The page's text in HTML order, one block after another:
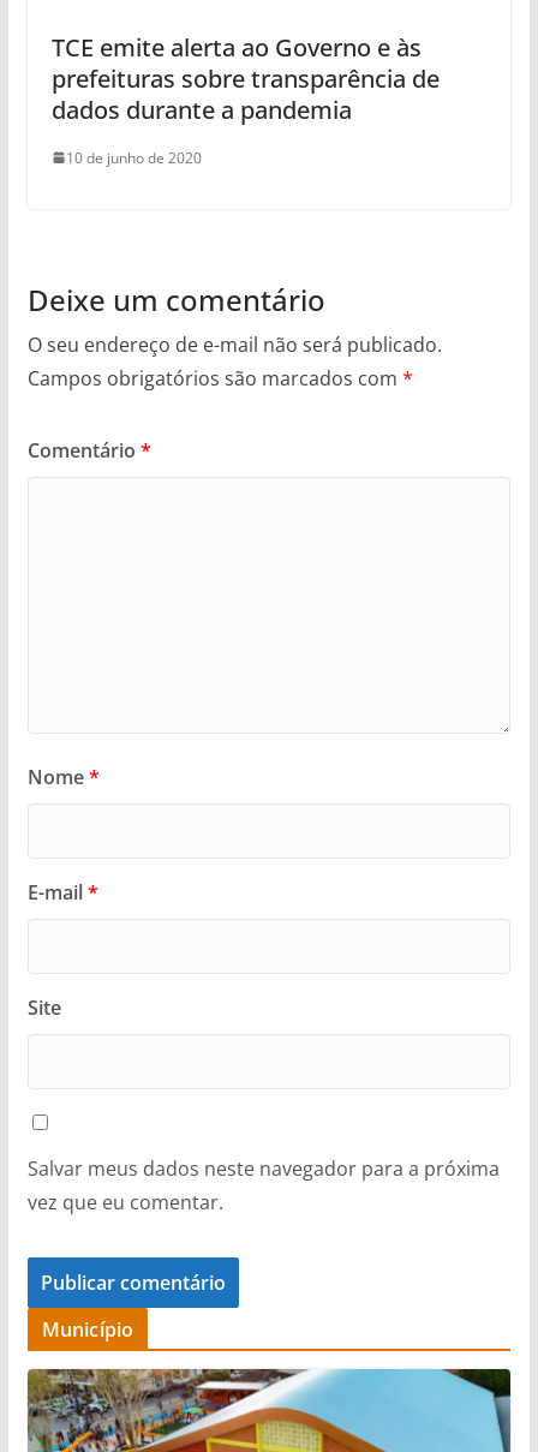
TCE emite alerta ao Governo e às
prefeituras sobre transparência de
dados durante a pandemia
10 de junho de 2020
Deixe um comentário
O seu endereço de e-mail não será publicado.
Campos obrigatórios são marcados com *
Comentário *
Nome*
E-mail*
Site
Salvar meus dados neste navegador para a próxima
vez que eu comentar.
Município